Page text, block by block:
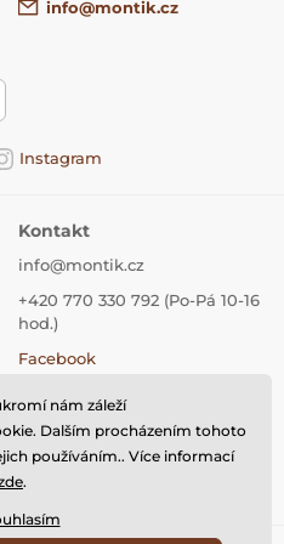
a zábavnou
info@montik.cz
Instagram
Kontakt
info@montik.cz
+420 770 330 792 (Po-Pá 10-16
hod.)
Facebook
Tiktok
nám záleží
Dalším procházením tohoto
používáním.. Více informací
.